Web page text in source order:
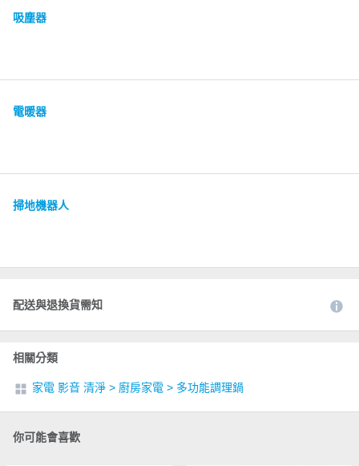
吸塵器
電暖器
掃地機器人
配送與退換貨需知
相關分類
家電 影音 清淨 > 廚房家電 > 多功能調理鍋
你可能會喜歡